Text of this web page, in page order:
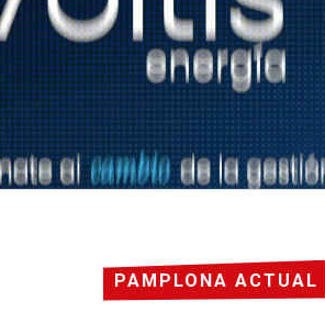
PAMPLONA ACTUAL